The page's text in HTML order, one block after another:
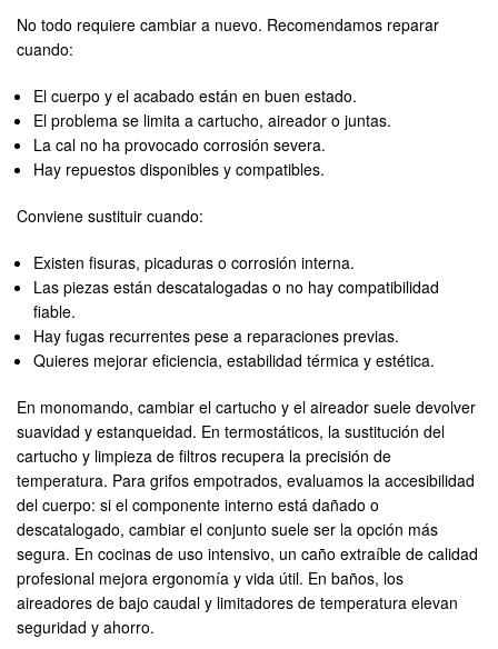
No todo requiere cambiar a nuevo. Recomendamos reparar
cuando:
El cuerpo y el acabado están en buen estado.
El problema se limita a cartucho, aireador o juntas.
La cal no ha provocado corrosión severa.
Hay repuestos disponibles y compatibles.
Conviene sustituir cuando:
Existen fisuras, picaduras o corrosión interna.
Las piezas están descatalogadas o no hay compatibilidad
fiable.
Hay fugas recurrentes pese a reparaciones previas.
Quieres mejorar eficiencia, estabilidad térmica y estética.
En monomando, cambiar el cartucho y el aireador suele devolver
suavidad y estanqueidad. En termostáticos, la sustitución del
cartucho y limpieza de filtros recupera la precisión de
temperatura. Para grifos empotrados, evaluamos la accesibilidad
del cuerpo: si el componente interno está dañado o
descatalogado, cambiar el conjunto suele ser la opción más
segura. En cocinas de uso intensivo, un caño extraíble de calidad
profesional mejora ergonomía y vida útil. En baños, los
aireadores de bajo caudal y limitadores de temperatura elevan
seguridad y ahorro.